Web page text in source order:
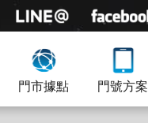
門市據點 門號方案